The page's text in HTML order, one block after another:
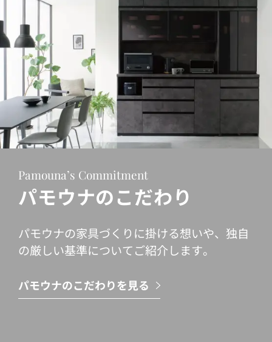
Pamouna’s Commitment
パモウナのこだわり
パモウナの家具づくりに掛ける想いや、独自
の厳しい基準についてご紹介します。
パモウナのこだわりを見る